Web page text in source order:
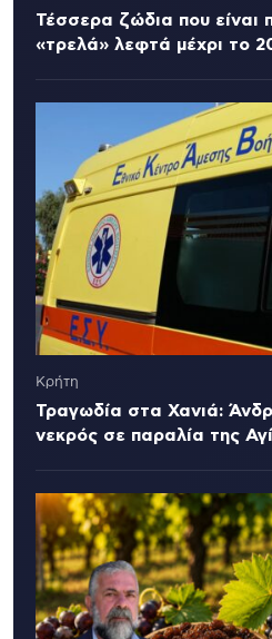
Τέσσερα ζώδια που είναι
«τρελά» λεφτά μέχρι το
Κρήτη
Τραγωδία στα Χανιά:
νεκρός σε παραλία της